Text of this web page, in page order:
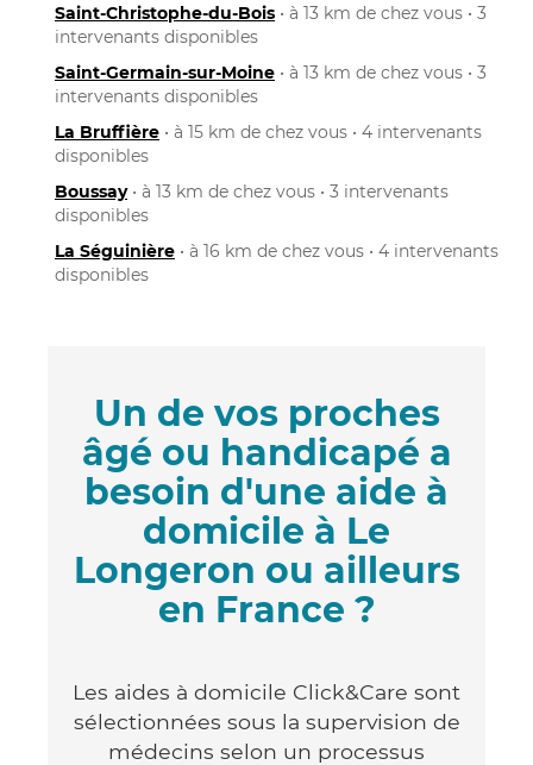
Saint-Christophe-du-Bois • à 13 km de chez vous • 3
intervenants disponibles
Saint-Germain-sur-Moine • à 13 km de chez vous • 3
intervenants disponibles
La Bruffière • à 15 km de chez vous • 4 intervenants
disponibles
Boussay• à 13 km de chez vous • 3 intervenants
disponibles
La Séguinière • à 16 km de chez vous • 4 intervenants
disponibles
Un de vos proches
âgé ou handicapé a
besoin d'une aide à
domicile à Le
Longeron ou ailleurs
en France ?
Les aides à domicile Click&Care sont
sélectionnées sous la supervision de
médecins selon un processus